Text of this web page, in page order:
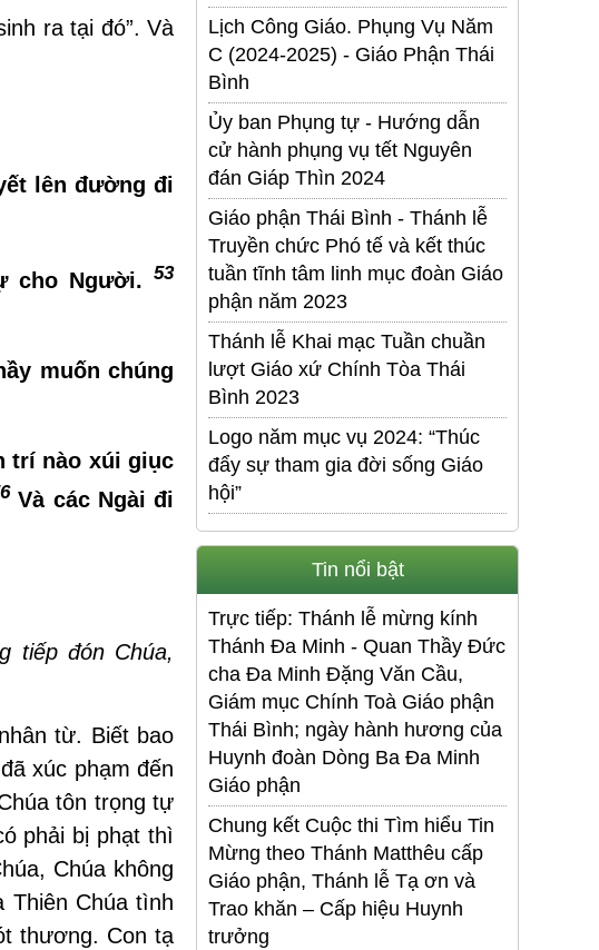
ra tại đó”. Và
lên đường đi
cho Người. 53
muốn chúng
trí nào xúi giục
Và các Ngài đi
tiếp đón Chúa,
từ. Biết bao
xúc phạm đến
tôn trọng tự
phải bị phạt thì
Chúa không
Thiên Chúa tình
thương. Con tạ
Lịch Công Giáo. Phụng Vụ Năm
C (2024-2025) - Giáo Phận Thái
Bình
Ủy ban Phụng tự - Hướng dẫn
cử hành phụng vụ tết Nguyên
đán Giáp Thìn 2024
Giáo phận Thái Bình - Thánh lễ
Truyền chức Phó tế và kết thúc
tuần tĩnh tâm linh mục đoàn Giáo
phận năm 2023
Thánh lễ Khai mạc Tuần chuần
lượt Giáo xứ Chính Tòa Thái
Bình 2023
Logo năm mục vụ 2024: “Thúc
đẩy sự tham gia đời sống Giáo
hội”
Tin nổi bật
Trực tiếp: Thánh lễ mừng kính
Thánh Đa Minh - Quan Thầy Đức
cha Đa Minh Đặng Văn Cầu,
Giám mục Chính Toà Giáo phận
Thái Bình; ngày hành hương của
Huynh đoàn Dòng Ba Đa Minh
Giáo phận
Chung kết Cuộc thi Tìm hiểu Tin
Mừng theo Thánh Matthêu cấp
Giáo phận, Thánh lễ Tạ ơn và
Trao khăn – Cấp hiệu Huynh
trưởng